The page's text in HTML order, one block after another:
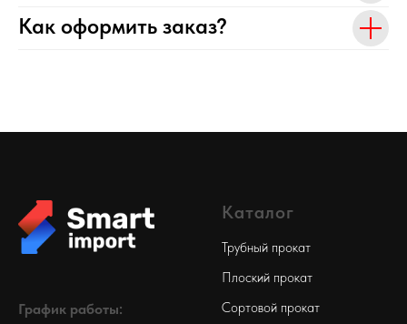
Как оформить заказ?
График работы:
Каталог
Трубный прокат
Плоский прокат
Сортовой прокат